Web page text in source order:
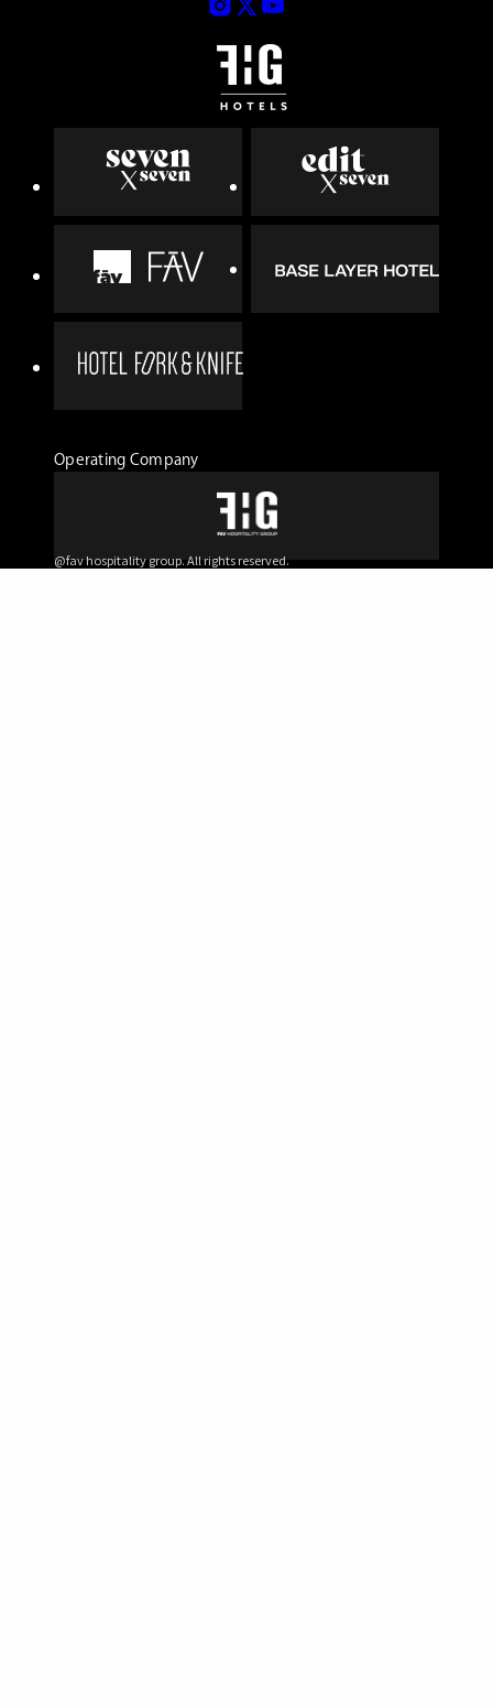
Operating Company
@fav hospitality group. All rights reserved.